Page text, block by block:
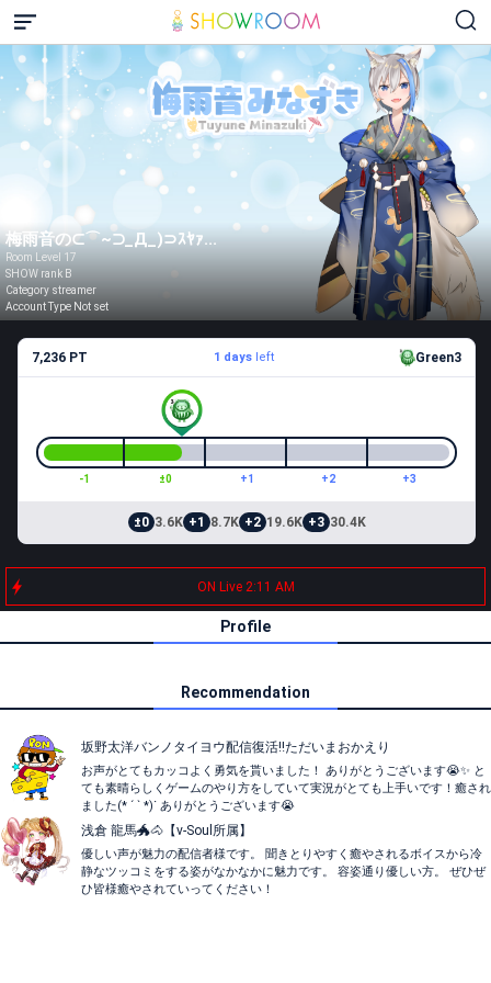
梅雨音の⊂⌒~⊃_Д_)⊃ｽﾔｧ...
Room Level 17
SHOW rank B
Category streamer
Account Type Not set
7,236 PT 1 daysleft Green3
-1 ±0 +1 +2 +3
±0 3.6K +1 8.7K +2 19.6K +3 30.4K
ON Live 2:11 AM
Profile
Recommendation
坂野太洋バンノタイヨウ配信復活‼️ただいまおかえり
お声がとてもカッコよく勇気を貰いました！ ありがとうございます😭✨ と
ても素晴らしくゲームのやり方をしていて実況がとても上手いです！癒され
ました(* ´ ` *)ᐝ ありがとうございます😭
浅倉 龍馬🐲🐴【v-Soul所属】
優しい声が魅力の配信者様です。 聞きとりやすく癒やされるボイスから冷
静なツッコミをする姿がなかなかに魅力です。 容姿通り優しい方。 ぜひぜ
ひ皆様癒やされていってください！